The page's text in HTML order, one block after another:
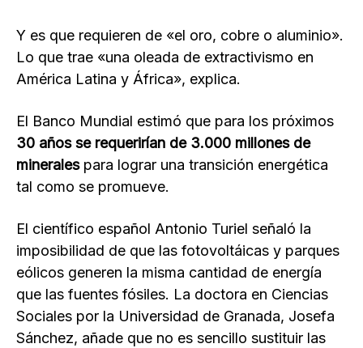
Y es que requieren de «el oro, cobre o aluminio».
Lo que trae «una oleada de extractivismo en
América Latina y África», explica.
El Banco Mundial estimó que para los próximos
30 años se requerirían de 3.000 millones de
minerales para lograr una transición energética
tal como se promueve.
El científico español Antonio Turiel señaló la
imposibilidad de que las fotovoltáicas y parques
eólicos generen la misma cantidad de energía
que las fuentes fósiles. La doctora en Ciencias
Sociales por la Universidad de Granada, Josefa
Sánchez, añade que no es sencillo sustituir las